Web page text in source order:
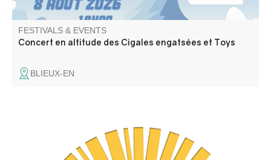
FESTIVALS & EVENTS
Concert en altitude des Cigales engatsées et Toys
BLIEUX-EN
C'est un spectacle de danse contemporaine (Cie du
Passeur / Efi Farmaki), qui fait revivre la mémoire des
lavoirs et des lavandières en chant, texte et danse. Atelier